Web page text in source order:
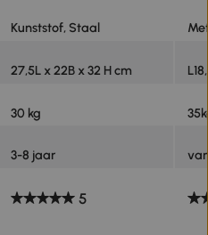
Kunststof, Staal
27,5L x 22B x 32 H cm
30 kg
3-8 jaar
5